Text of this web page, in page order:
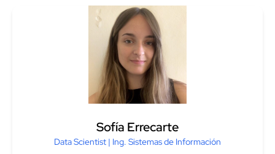
Sofía Errecarte
Data Scientist | Ing. Sistemas de Información